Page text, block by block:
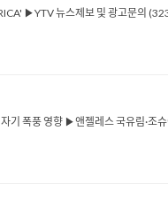
▶YTV 뉴스제보 및 광고문의
기 폭풍 영향 ▶앤젤레스 국유림·